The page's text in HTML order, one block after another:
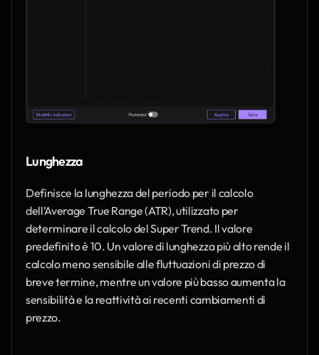
Lunghezza
Definisce la lunghezza del periodo per il calcolo
dell’Average True Range (ATR), utilizzato per
determinare il calcolo del Super Trend. Il valore
predefinito è 10. Un valore di lunghezza più alto rende il
calcolo meno sensibile alle fluttuazioni di prezzo di
breve termine, mentre un valore più basso aumenta la
sensibilità e la reattività ai recenti cambiamenti di
prezzo.